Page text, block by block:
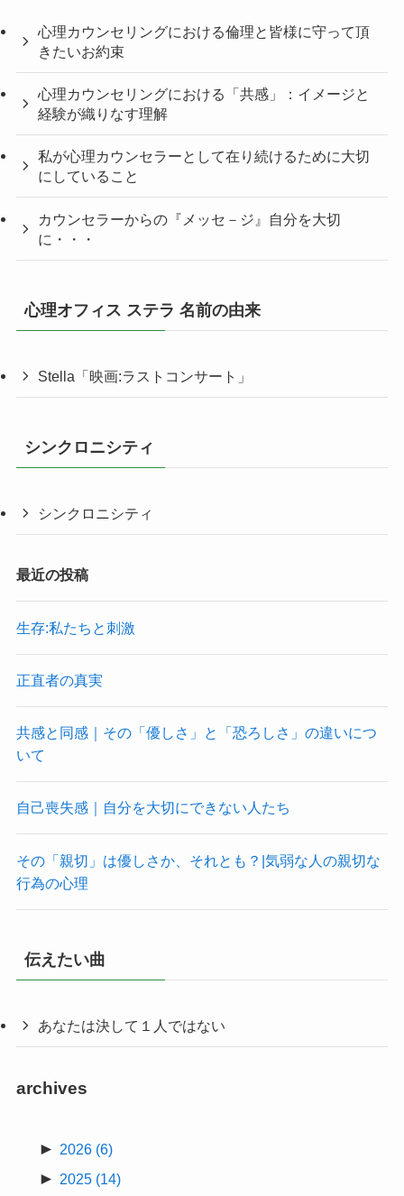
心理カウンセリングにおける倫理と皆様に守って頂
きたいお約束
心理カウンセリングにおける「共感」：イメージと
経験が織りなす理解
私が心理カウンセラーとして在り続けるために大切
にしていること
カウンセラーからの『メッセ－ジ』自分を大切
に・・・
心理オフィス ステラ 名前の由来
Stella「映画:ラストコンサート」
シンクロニシティ
シンクロニシティ
最近の投稿
生存:私たちと刺激
正直者の真実
共感と同感｜その「優しさ」と「恐ろしさ」の違いにつ
いて
自己喪失感｜自分を大切にできない人たち
その「親切」は優しさか、それとも？|気弱な人の親切な
行為の心理
伝えたい曲
あなたは決して１人ではない
archives
► 2026 (6)
► 2025 (14)